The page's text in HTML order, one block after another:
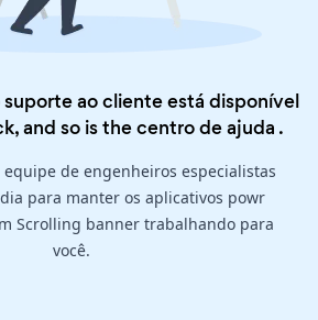
ao cliente está disponível
and so is thecentro de ajuda .
equipe de engenheiros especialistas
para manter os aplicativos powr
Scrolling banner trabalhando para
você.